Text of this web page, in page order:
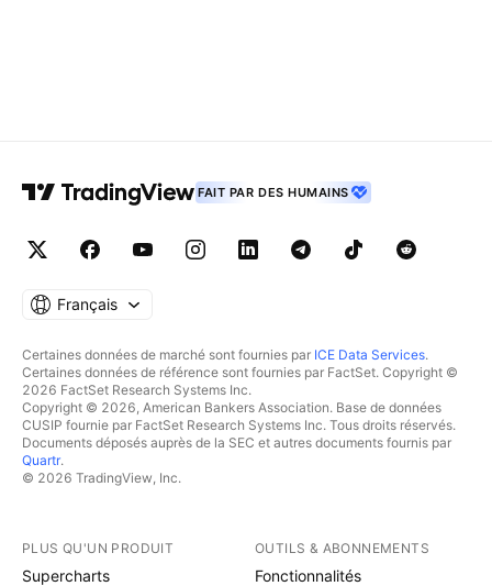
FAIT PAR DES HUMAINS
Français
Certaines données de marché sont fournies par ICE Data Services.
Certaines données de référence sont fournies par FactSet. Copyright ©
2026 FactSet Research Systems Inc.
Copyright © 2026, American Bankers Association. Base de données
CUSIP fournie par FactSet Research Systems Inc. Tous droits réservés.
Documents déposés auprès de la SEC et autres documents fournis par
Quartr.
© 2026 TradingView, Inc.
PLUS QU'UN PRODUIT
Supercharts
OUTILS & ABONNEMENTS
Fonctionnalités